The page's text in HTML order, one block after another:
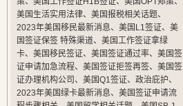
美国生活实用法律、 美国报税相关话题、
2023年美国移民最新消息、 美国L1签证、 美
国签证保签 特殊渠道、 美国工作签证拿绿
卡、 美国移民签证、 美国签证通过率、 美国签
证申请加急流程、 美国签证拒签再签、 美国签
证办理机构公司 、 美国Q1签证、 政治庇护、
2023年美国绿卡最新消息、 美国签证申请流